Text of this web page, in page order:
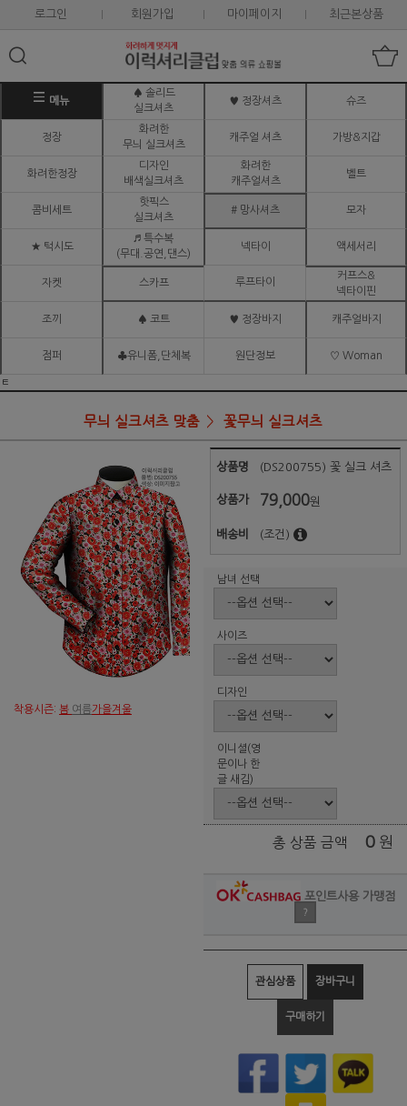
로그인 회원가입 마이페이지 최근본상품
메뉴
♠ 솔리드
실크셔츠
♥ 정장셔츠 슈즈
정장
화려한
무늬 실크셔츠
캐주얼 셔츠 가방&지갑
화려한정장
디자인
배색실크셔츠
화려한
캐주얼셔츠
벨트
콤비세트
핫픽스
실크셔츠
# 망사셔츠 모자
★ 턱시도
♬ 특수복
(무대.공연,댄스)
넥타이 액세서리
자켓 스카프 루프타이
커프스&
넥타이핀
조끼 ♠ 코트 ♥ 정장바지 캐주얼바지
점퍼 ♣유니폼,단체복 원단정보 ♡ Woman
ㅌ
무늬 실크셔츠 맞춤 꽃무늬 실크셔츠
착용시즌: 봄 여름 가을겨울
상품명 (DS200755) 꽃 실크 셔츠
상품가 79,000원
배송비 (조건)
남녀 선택
사이즈
디자인
이니셜(영
문이나 한
글 새김)
총 상품 금액 0 원
포인트사용 가맹점
?
관심상품 장바구니
구매하기